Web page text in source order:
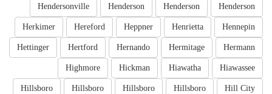
Henderson
Henderson
Henderson
Hendersonville
Hennepin
Henrietta
Heppner
Hereford
Herkimer
Hermann
Hermitage
Hernando
Hertford
Hettinger
Hiawassee
Hiawatha
Hickman
Highmore
Hill City
Hillsboro
Hillsboro
Hillsboro
Hillsboro